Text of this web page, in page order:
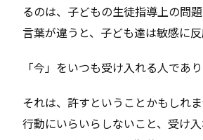
るのは、子どもの生徒指導上の問
言葉が違うと、子ども達は敏感に反
「今」をいつも受け入れる人であ
それは、許すということかもしれ
行動にいらいらしないこと、受け